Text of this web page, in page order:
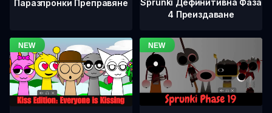
Паразпронки Преправяне
Sprunki Дефинитивна Фаза
4 Преиздаване